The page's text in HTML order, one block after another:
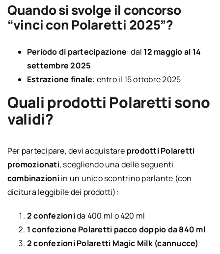
Quando si svolge il concorso
“vinci con Polaretti 2025”?
Periodo di partecipazione: dal 12 maggio al 14
settembre 2025
Estrazione finale: entro il 15 ottobre 2025
Quali prodotti Polaretti sono
validi?
Per partecipare, devi acquistare prodotti Polaretti
promozionati, scegliendo una delle seguenti
combinazioniin un unico scontrino parlante (con
dicitura leggibile dei prodotti):
2 confezionida 400 ml o 420 ml
1 confezione Polaretti pacco doppio da 840 ml
2 confezioni Polaretti Magic Milk (cannucce)